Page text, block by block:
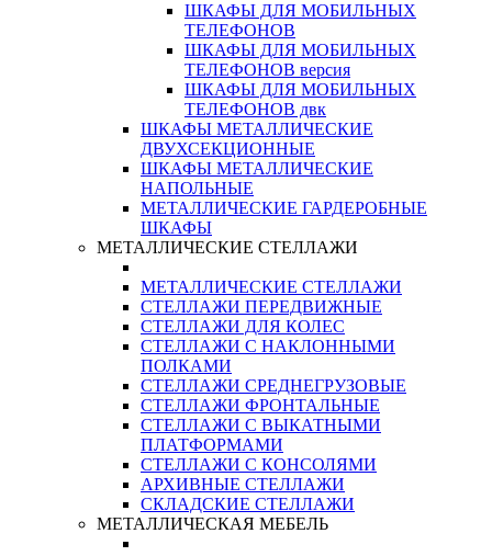
ШКАФЫ ДЛЯ МОБИЛЬНЫХ
ТЕЛЕФОНОВ
ШКАФЫ ДЛЯ МОБИЛЬНЫХ
ТЕЛЕФОНОВ версия
ШКАФЫ ДЛЯ МОБИЛЬНЫХ
ТЕЛЕФОНОВ двк
ШКАФЫ МЕТАЛЛИЧЕСКИЕ
ДВУХСЕКЦИОННЫЕ
ШКАФЫ МЕТАЛЛИЧЕСКИЕ
НАПОЛЬНЫЕ
МЕТАЛЛИЧЕСКИЕ ГАРДЕРОБНЫЕ
ШКАФЫ
МЕТАЛЛИЧЕСКИЕ СТЕЛЛАЖИ
МЕТАЛЛИЧЕСКИЕ СТЕЛЛАЖИ
СТЕЛЛАЖИ ПЕРЕДВИЖНЫЕ
СТЕЛЛАЖИ ДЛЯ КОЛЕС
СТЕЛЛАЖИ С НАКЛОННЫМИ
ПОЛКАМИ
СТЕЛЛАЖИ СРЕДНЕГРУЗОВЫЕ
СТЕЛЛАЖИ ФРОНТАЛЬНЫЕ
СТЕЛЛАЖИ С ВЫКАТНЫМИ
ПЛАТФОРМАМИ
СТЕЛЛАЖИ С КОНСОЛЯМИ
АРХИВНЫЕ СТЕЛЛАЖИ
СКЛАДСКИЕ СТЕЛЛАЖИ
МЕТАЛЛИЧЕСКАЯ МЕБЕЛЬ